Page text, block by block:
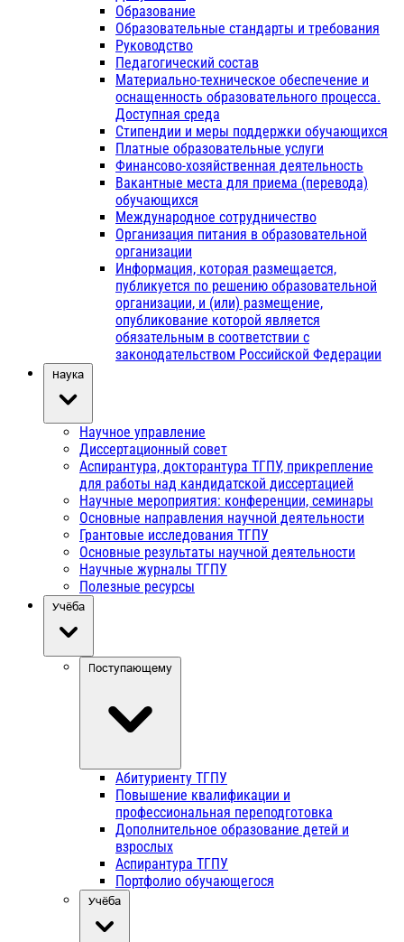
Образование
Образовательные стандарты и требования
Руководство
Педагогический состав
Материально-техническое обеспечение и
оснащенность образовательного процесса.
Доступная среда
Стипендии и меры поддержки обучающихся
Платные образовательные услуги
Финансово-хозяйственная деятельность
Вакантные места для приема (перевода)
обучающихся
Международное сотрудничество
Организация питания в образовательной
организации
Информация, которая размещается,
публикуется по решению образовательной
организации, и (или) размещение,
опубликование которой является
обязательным в соответствии с
законодательством Российской Федерации
Наука
Научное управление
Диссертационный совет
Аспирантура, докторантура ТГПУ, прикрепление
для работы над кандидатской диссертацией
Научные мероприятия: конференции, семинары
Основные направления научной деятельности
Грантовые исследования ТГПУ
Основные результаты научной деятельности
Научные журналы ТГПУ
Полезные ресурсы
Учёба
Поступающему
Абитуриенту ТГПУ
Повышение квалификации и
профессиональная переподготовка
Дополнительное образование детей и
взрослых
Аспирантура ТГПУ
Портфолио обучающегося
Учёба